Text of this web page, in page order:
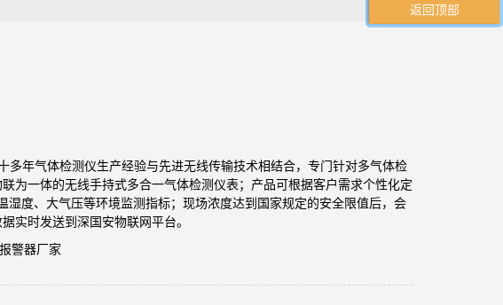
年气体检测仪生产经验与先进无线传输技术相结合，专门针对多气体检
为一体的无线手持式多合一气体检测仪表；产品可根据客户需求个性化定
度、大气压等环境监测指标；现场浓度达到国家规定的安全限值后，会
实时发送到深国安物联网平台。
警器厂家
返回顶部